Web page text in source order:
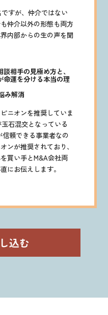
すが、仲介ではない
仲介以外の形態も両方
内部からの生の声を聞
相手の見極め方と、
命運を分ける本当の理
み解消
ニオンを推奨していま
石混交となっている
頼できる事業者なの
ンが推奨されており、
買い手とM&A会社両
にお伝えします。
込む